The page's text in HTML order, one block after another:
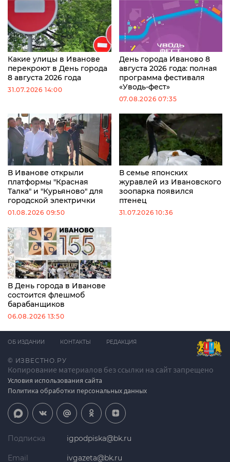
Какие улицы в Иванове
перекроют в День города
8 августа 2026 года
31.07.2026 14:00
День города Иваново 8
августа 2026 года: полная
программа фестиваля
«Уводь-фест»
07.08.2026 07:35
В Иванове открыли
платформы "Красная
Талка" и "Курьяново" для
городской электрички
01.08.2026 09:50
В семье японских
журавлей из Ивановского
зоопарка появился
птенец
31.07.2026 10:36
В День города в Иванове
состоится флешмоб
барабанщиков
06.08.2026 13:50
© ИЗВЕСТНО.РУ
Копирование материалов без ссылки на сайт запрещено
Условия использования сайта
Политика обработки персональных данных
ОБ ИЗДАНИИ КОНТАКТЫ РЕДАКЦИЯ
Подписка igpodpiska@bk.ru
Email ivgazeta@bk.ru